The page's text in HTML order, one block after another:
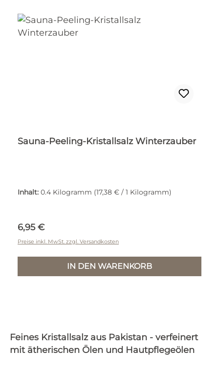
Sauna-Peeling-Kristallsalz Winterzauber
Inhalt: 0.4 Kilogramm (17,38 € / 1 Kilogramm)
Regulärer Preis:
6,95 €
Preise inkl. MwSt. zzgl. Versandkosten
IN DEN WARENKORB
Feines Kristallsalz aus Pakistan - verfeinert
mit ätherischen Ölen und Hautpflegeölen